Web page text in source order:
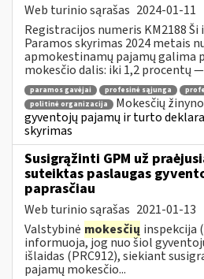
Web turinio sąrašas 2024-01-11
Registracijos numeris KM2188
Paramos skyrimas 2024 metais
apmokestinamų pajamų galima
mokesčio dalis: iki 1,2 procentų
paramos gavėjai profesinė sąjunga
politinė organizacija
Mokesčių
gyventojų pajamų ir turto
skyrimas
Susigrąžinti GPM už
suteiktas paslaugas
paprasčiau
Web turinio sąrašas 2021-01-13
Valstybinė mokesčių inspekcija
informuoja, jog nuo šiol
išlaidas (PRC912), siekiant
pajamų mokesčio...